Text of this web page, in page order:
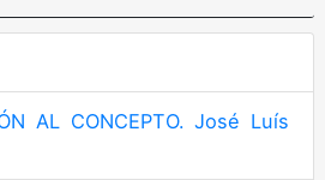
AL CONCEPTO. José Luís